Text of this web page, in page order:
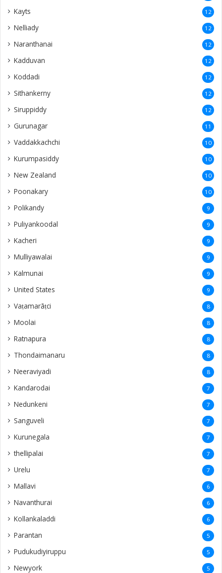
Kayts 12
Nelliady 12
Naranthanai 12
Kadduvan 12
Koddadi 12
Sithankerny 12
Siruppiddy 12
Gurunagar 11
Vaddakkachchi 10
Kurumpasiddy 10
New Zealand 10
Poonakary 10
Polikandy 9
Puliyankoodal 9
Kacheri 9
Mulliyawalai 9
Kalmunai 9
United States 9
Vaṭamarāṭci 8
Moolai 8
Ratnapura 8
Thondaimanaru 8
Neeraviyadi 8
Kandarodai 7
Nedunkeni 7
Sanguveli 7
Kurunegala 7
thellipalai 7
Urelu 7
Mallavi 6
Navanthurai 6
Kollankaladdi 6
Parantan 5
Pudukudiyiruppu 5
Newyork 5